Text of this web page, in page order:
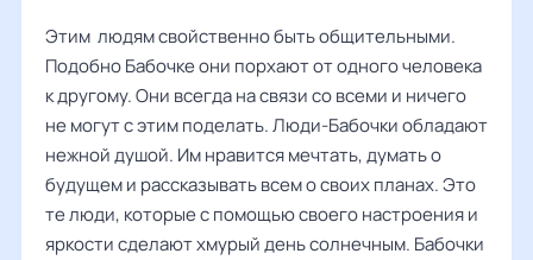
Этим людям свойственно быть общительными.
Подобно Бабочке они порхают от одного человека
к другому. Они всегда на связи со всеми и ничего
не могут с этим поделать. Люди-Бабочки обладают
нежной душой. Им нравится мечтать, думать о
будущем и рассказывать всем о своих планах. Это
те люди, которые с помощью своего настроения и
яркости сделают хмурый день солнечным. Бабочки